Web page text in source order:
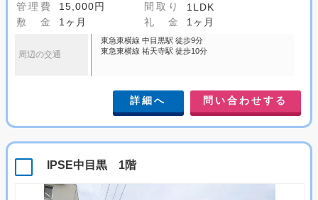
管理費
15,000円 間取り
1LDK
敷 金
1ヶ月 礼 金 1ヶ月
周辺の交通
東急東横線 中目黒駅 徒歩9分
東急東横線 祐天寺駅 徒歩10分
詳細へ 問い合わせする
IPSE中目黒 1階